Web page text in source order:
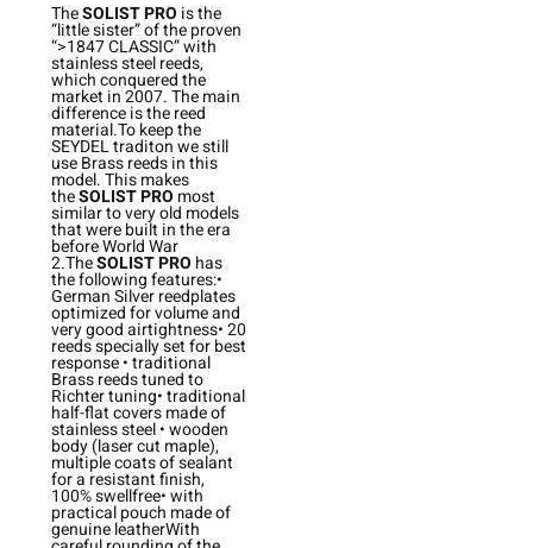
TheSOLIST PRO is the
“little sister” of the proven
“>1847 CLASSIC” with
stainless steel reeds,
which conquered the
market in 2007. The main
difference is the reed
material.To keep the
SEYDEL traditon we still
use Brass reeds in this
model. This makes
theSOLIST PRO most
similar to very old models
that were built in the era
before World War
2.TheSOLIST PRO has
the following features:•
German Silver reedplates
optimized for volume and
very good airtightness• 20
reeds specially set for best
response • traditional
Brass reeds tuned to
Richter tuning• traditional
half-flat covers made of
stainless steel • wooden
body (laser cut maple),
multiple coats of sealant
for a resistant finish,
100% swellfree• with
practical pouch made of
genuine leatherWith